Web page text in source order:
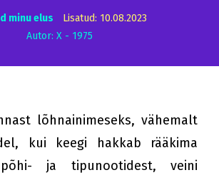
minu elus
Lisatud: 10.08.2023
Autor: X - 1975
lõhnainimeseks, vähemalt
kui keegi hakkab rääkima
ja tipunootidest, veini